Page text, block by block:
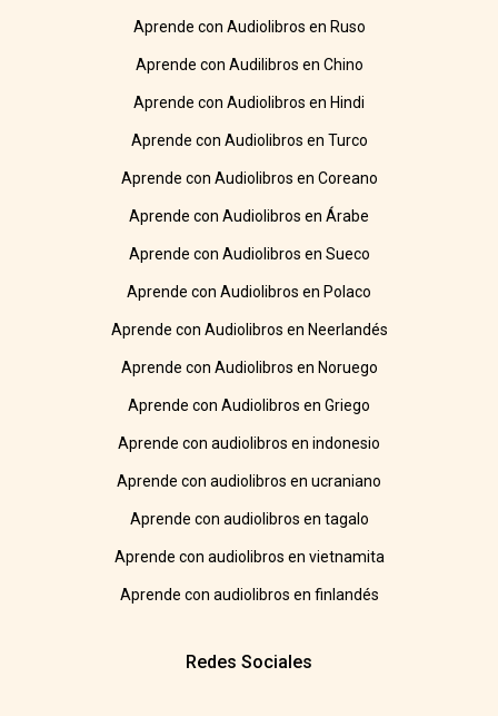
Aprende con Audiolibros en Ruso
Aprende con Audilibros en Chino
Aprende con Audiolibros en Hindi
Aprende con Audiolibros en Turco
Aprende con Audiolibros en Coreano
Aprende con Audiolibros en Árabe
Aprende con Audiolibros en Sueco
Aprende con Audiolibros en Polaco
Aprende con Audiolibros en Neerlandés
Aprende con Audiolibros en Noruego
Aprende con Audiolibros en Griego
Aprende con audiolibros en indonesio
Aprende con audiolibros en ucraniano
Aprende con audiolibros en tagalo
Aprende con audiolibros en vietnamita
Aprende con audiolibros en finlandés
Redes Sociales